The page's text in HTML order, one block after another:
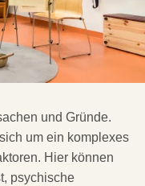
und Gründe.
um ein komplexes
Hier können
psychische